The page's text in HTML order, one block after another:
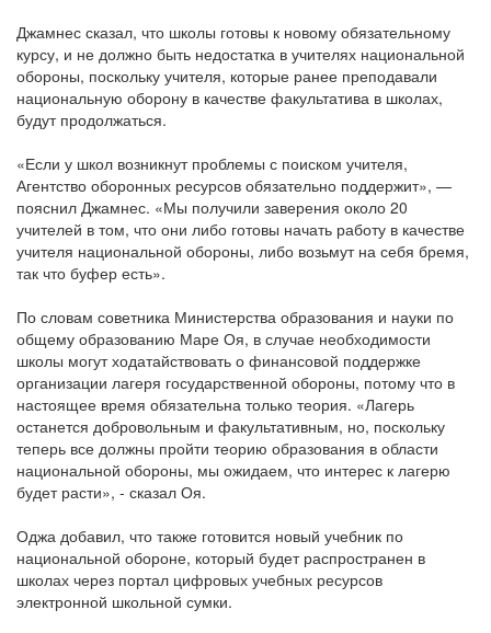
Джамнес сказал, что школы готовы к новому обязательному
курсу, и не должно быть недостатка в учителях национальной
обороны, поскольку учителя, которые ранее преподавали
национальную оборону в качестве факультатива в школах,
будут продолжаться.
«Если у школ возникнут проблемы с поиском учителя,
Агентство оборонных ресурсов обязательно поддержит», —
пояснил Джамнес. «Мы получили заверения около 20
учителей в том, что они либо готовы начать работу в качестве
учителя национальной обороны, либо возьмут на себя бремя,
так что буфер есть».
По словам советника Министерства образования и науки по
общему образованию Маре Оя, в случае необходимости
школы могут ходатайствовать о финансовой поддержке
организации лагеря государственной обороны, потому что в
настоящее время обязательна только теория. «Лагерь
останется добровольным и факультативным, но, поскольку
теперь все должны пройти теорию образования в области
национальной обороны, мы ожидаем, что интерес к лагерю
будет расти», - сказал Оя.
Оджа добавил, что также готовится новый учебник по
национальной обороне, который будет распространен в
школах через портал цифровых учебных ресурсов
электронной школьной сумки.